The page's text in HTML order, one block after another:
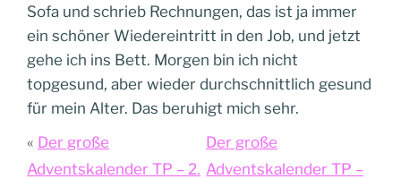
Sofa und schrieb Rechnungen, das ist ja immer
ein schöner Wiedereintritt in den Job, und jetzt
gehe ich ins Bett. Morgen bin ich nicht
topgesund, aber wieder durchschnittlich gesund
für mein Alter. Das beruhigt mich sehr.
Der große
Adventskalender TP – 2.
Der große
Adventskalender TP –